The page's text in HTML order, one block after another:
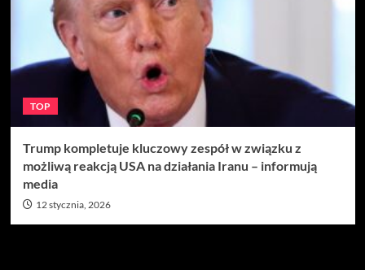
TOP
Trump kompletuje kluczowy zespół w związku z
możliwą reakcją USA na działania Iranu – informują
media
12 stycznia, 2026